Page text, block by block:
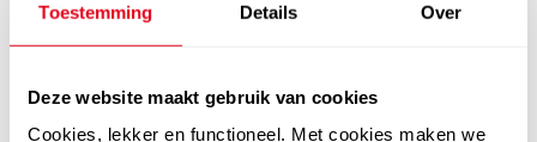
Toestemming Details Over
Deze website maakt gebruik van cookies
Cookies, lekker en functioneel. Met cookies maken we